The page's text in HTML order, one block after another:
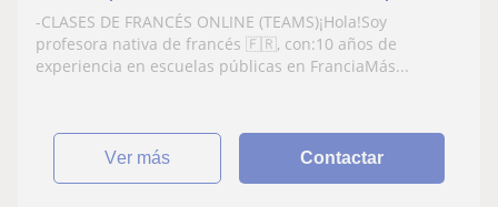
Material incluido | Autónoma
-CLASES DE FRANCÉS ONLINE (TEAMS)¡Hola!Soy
profesora nativa de francés 🇫🇷, con:10 años de
experiencia en escuelas públicas en FranciaMás...
ver más Contactar